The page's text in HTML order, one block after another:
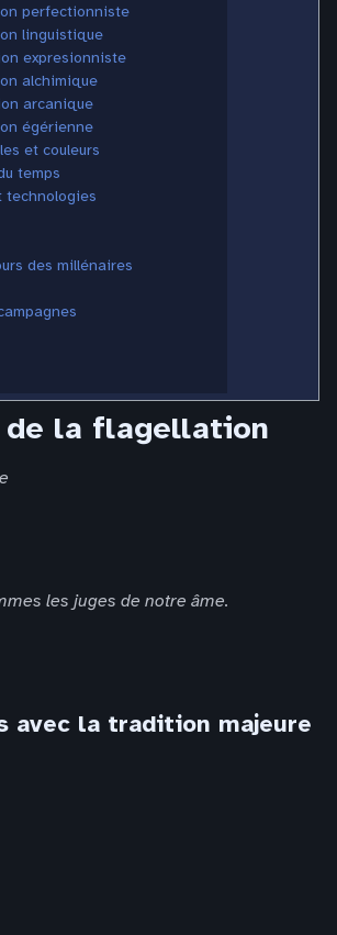
perfectionniste
linguistique
expresionniste
alchimique
arcanique
égérienne
et couleurs
temps
technologies
des millénaires
de la flagellation
les juges de notre âme.
avec la tradition majeure